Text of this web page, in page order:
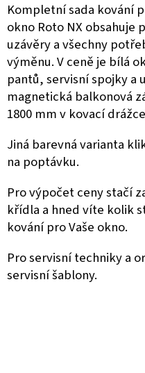
Kompletní sada kování
okno Roto NX obsahuje
uzávěry a všechny
výměnu.V ceně je bílá
pantů, servisní spojky a
magnetická balkonová
1800 mm v kovací
Jiná barevná varianta
na poptávku.
Pro výpočet ceny stačí
křídla a hned víte kolik
kování pro Vaše okno.
Pro servisní techniky a
servisní šablony.